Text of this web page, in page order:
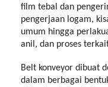
film tebal dan
pengerjaan logam,
umum hingga
anil, dan proses
Belt konveyor dibuat
dalam berbagai